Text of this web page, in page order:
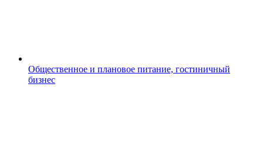
Общественное и плановое питание, гостиничный
бизнес